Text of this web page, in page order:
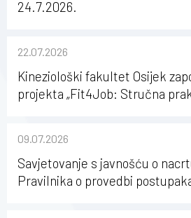
24.7.2026.
22.07.2026
Kineziološki fakultet Osijek
projekta „Fit4Job: Stručna
09.07.2026
Savjetovanje s javnošću o
Pravilnika o provedbi